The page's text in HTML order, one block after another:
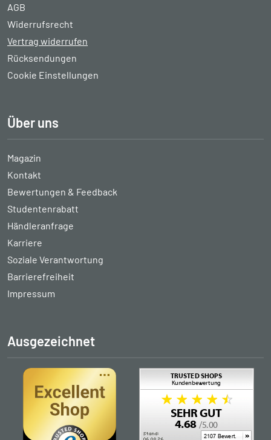
AGB
Widerrufsrecht
Vertrag widerrufen
Rücksendungen
Cookie Einstellungen
Über uns
Magazin
Kontakt
Bewertungen & Feedback
Studentenrabatt
Händleranfrage
Karriere
Soziale Verantwortung
Barrierefreiheit
Impressum
Ausgezeichnet